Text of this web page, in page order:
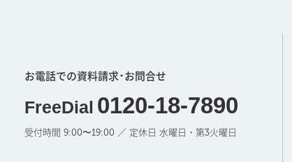
お電話での資料請求･お問合せ
FreeDial 0120-18-7890
受付時間 9:00〜19:00 ／ 定休日 水曜日・第3火曜日